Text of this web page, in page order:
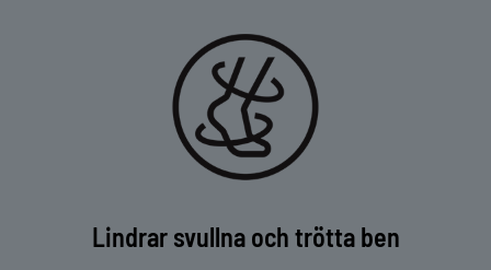
Lindrar svullna och trötta ben